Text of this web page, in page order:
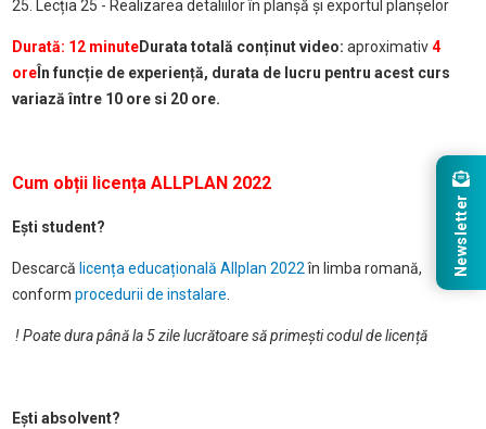
25. Lecția 25 - Realizarea detaliilor în planșă și exportul planșelor
Durată: 12 minuteDurata totală conținut video: aproximativ4
oreÎn funcție de experiență, durata de lucru pentru acest curs
variază între 10 ore si 20 ore.
Cum obții licența ALLPLAN 2022
Ești student?
Descarcă licența educațională Allplan 2022în limba romană,
conform procedurii de instalare
! Poate dura până la 5 zile lucrătoare să primești codul de licență
Ești absolvent?
Newsletter